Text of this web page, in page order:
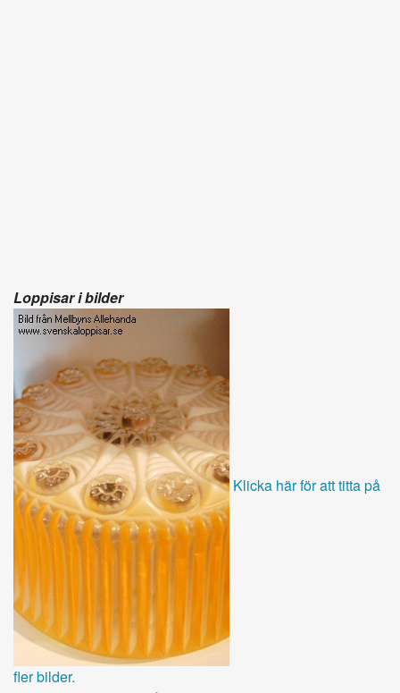
Loppisar i bilder
Klicka här för att titta på
fler bilder.